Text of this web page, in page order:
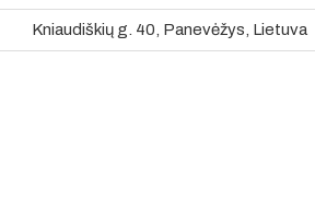
Kniaudiškių g. 40, Panevėžys, Lietuva